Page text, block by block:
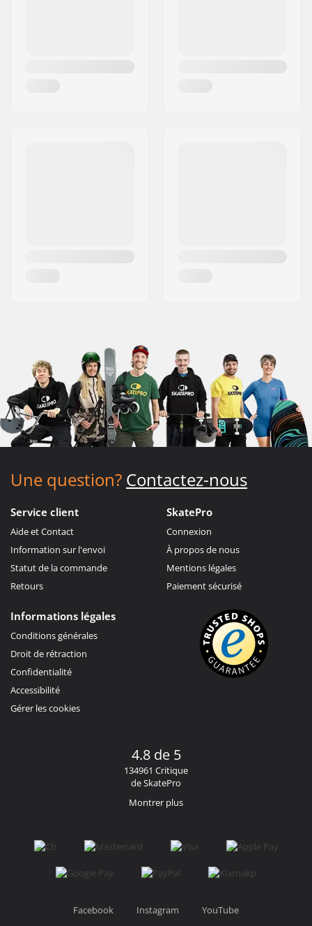
Une question? Contactez-nous
Service client
Aide et Contact
Information sur l'envoi
Statut de la commande
Retours
SkatePro
Connexion
À propos de nous
Mentions légales
Paiement sécurisé
Informations légales
Conditions générales
Droit de rétraction
Confidentialité
Accessibilité
Gérer les cookies
4.8 de 5
134961 Critique
de SkatePro
Montrer plus
Facebook Instagram YouTube